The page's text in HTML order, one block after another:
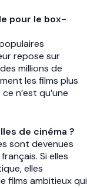
pour le box-
repose sur
millions de
les films plus
n’est qu’une
de cinéma ?
sont devenues
Si elles
elles
films ambitieux qui